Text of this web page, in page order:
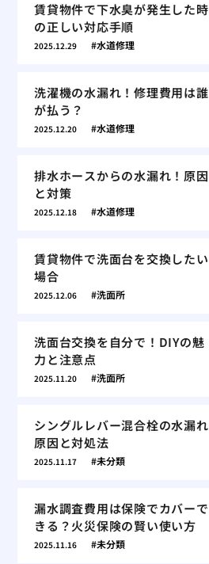
賃貸物件で下水臭が発生した時
の正しい対応手順
2025.12.29 水道修理
洗濯機の水漏れ！修理費用は誰
が払う？
2025.12.20 水道修理
排水ホースからの水漏れ！原因
と対策
2025.12.18 水道修理
賃貸物件で洗面台を交換したい
場合
2025.12.06 洗面所
洗面台交換を自分で！DIYの魅
力と注意点
2025.11.20 洗面所
シングルレバー混合栓の水漏れ
原因と対処法
2025.11.17 未分類
漏水調査費用は保険でカバーで
きる？火災保険の賢い使い方
2025.11.16 未分類